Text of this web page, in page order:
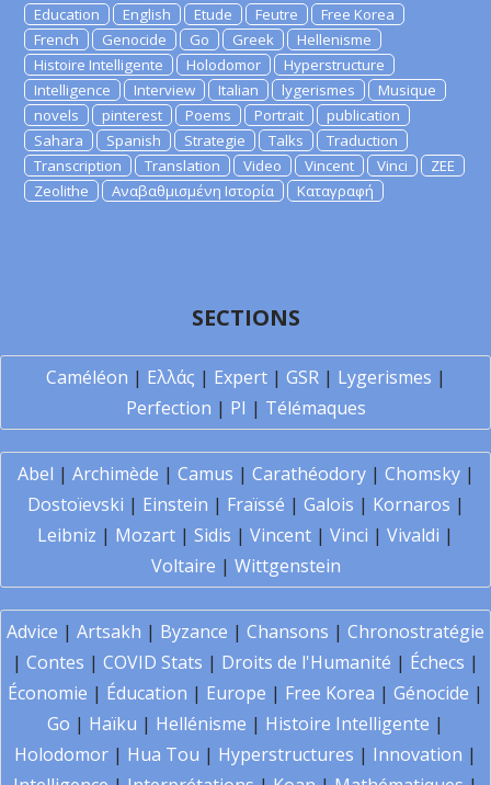
Education
English Etude Feutre
Free Korea
French
Genocide Go Greek
Hellenisme
Histoire Intelligente
Holodomor
Hyperstructure
Intelligence
Interview Italian lygerismes
Musique
novels
pinterest Poems Portrait
publication
Sahara
Spanish Strategie Talks
Traduction
Transcription
Translation Video Vincent Vinci
ZEE
Zeolithe
Αναβαθμισμένη Ιστορία Καταγραφή
SECTIONS
Caméléon | Ελλάς | Expert| GSR| Lygerismes |
Perfection | PI | Télémaques
Abel | Archimède | Camus | Carathéodory| Chomsky|
Dostoïevski | Einstein | Fraïssé | Galois | Kornaros |
Leibniz | Mozart | Sidis | Vincent | Vinci | Vivaldi |
Voltaire | Wittgenstein
Advice | Artsakh | Byzance | Chansons | Chronostratégie
| Contes | COVID Stats | Droits de l'Humanité | Échecs |
Économie | Éducation | Europe | Free Korea | Génocide |
Go | Haïku | Hellénisme | Histoire Intelligente |
Holodomor | Hua Tou | Hyperstructures | Innovation |